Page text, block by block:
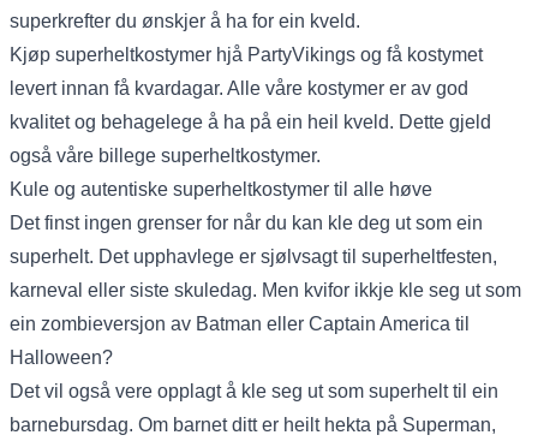
superkrefter du ønskjer å ha for ein kveld.
Kjøp superheltkostymer hjå PartyVikings og få kostymet
levert innan få kvardagar. Alle våre kostymer er av god
kvalitet og behagelege å ha på ein heil kveld. Dette gjeld
også våre billege superheltkostymer.
Kule og autentiske superheltkostymer til alle høve
Det finst ingen grenser for når du kan kle deg ut som ein
superhelt. Det upphavlege er sjølvsagt til superheltfesten,
karneval eller siste skuledag. Men kvifor ikkje kle seg ut som
ein zombieversjon av Batman eller Captain America til
Halloween?
Det vil også vere opplagt å kle seg ut som superhelt til ein
barnebursdag. Om barnet ditt er heilt hekta på Superman,